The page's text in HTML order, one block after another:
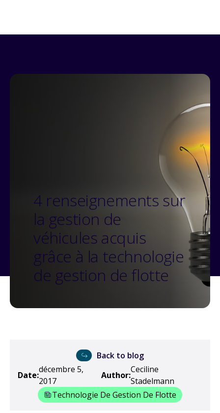
4 renseignements sur
la gestion de
véhicules acquis
grâce à la technologie
de gestion de flotte
Back to blog
Date:
décembre 5,
2017
Author:
Ceciline
Stadelmann
Technologie De Gestion De Flotte